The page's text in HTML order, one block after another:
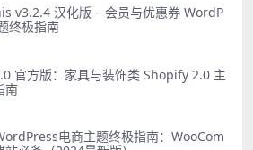
v3.2.4 汉化版 – 会员与优惠券 WordP
终极指南
官方版：家具与装饰类 Shopify 2.0 主
南
电商主题终极指南：WooCom